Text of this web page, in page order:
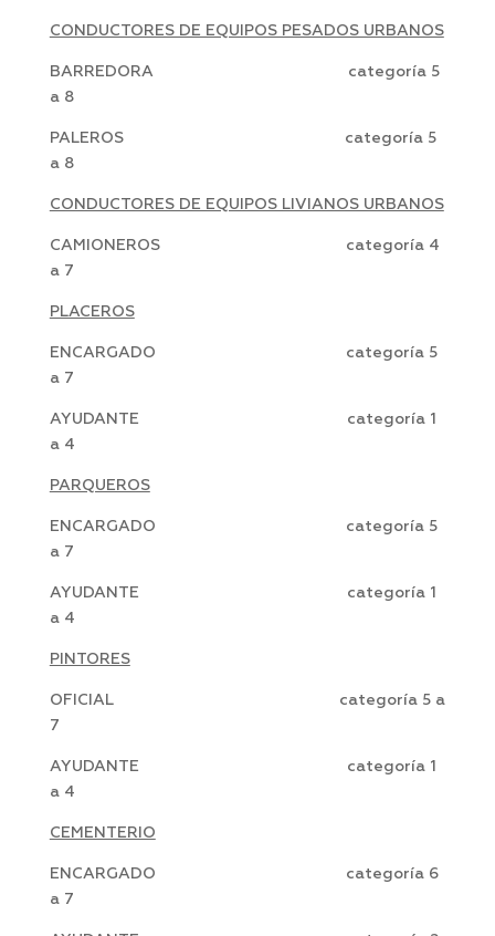
CONDUCTORES DE EQUIPOS PESADOS URBANOS
BARREDORA categoría 5
a 8
PALEROS categoría 5
a 8
CONDUCTORES DE EQUIPOS LIVIANOS URBANOS
CAMIONEROS categoría 4
a 7
PLACEROS
ENCARGADO categoría 5
a 7
AYUDANTE categoría 1
a 4
PARQUEROS
ENCARGADO categoría 5
a 7
AYUDANTE categoría 1
a 4
PINTORES
OFICIAL categoría 5 a
7
AYUDANTE categoría 1
a 4
CEMENTERIO
ENCARGADO categoría 6
a 7